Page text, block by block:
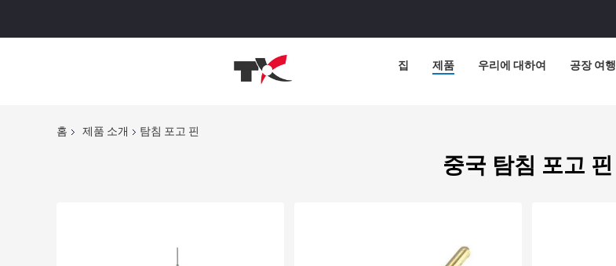
집 제품 우리에 대하여 공장 여행
홈 제품 소개 탐침 포고 핀
중국 탐침 포고 핀